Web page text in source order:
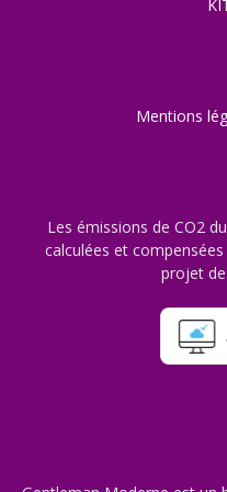
Mentions
Les émissions de CO2
calculées et
projet